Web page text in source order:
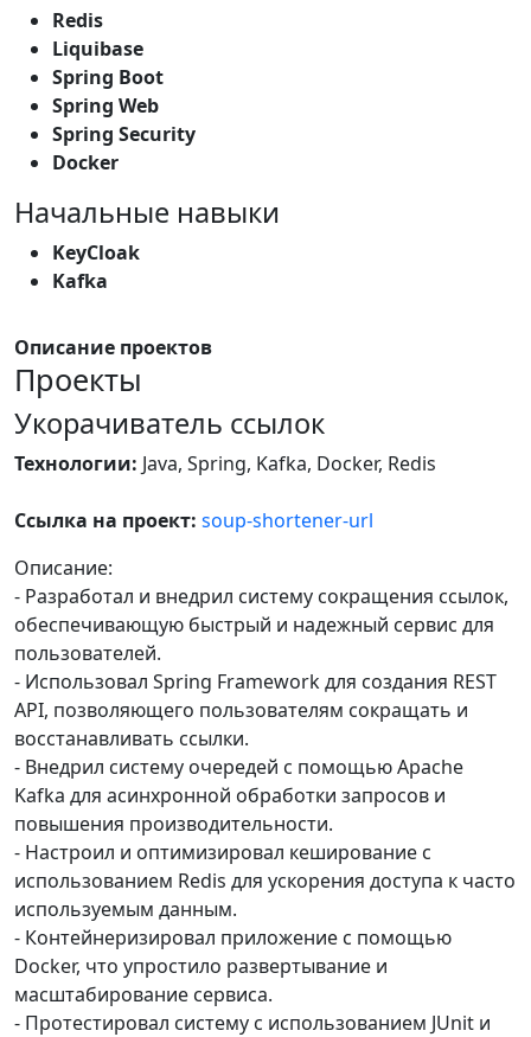
Redis
Liquibase
Spring Boot
Spring Web
Spring Security
Docker
Начальные навыки
KeyCloak
Kafka
Описание проектов
Проекты
Укорачиватель ссылок
Технологии: Java, Spring, Kafka, Docker, Redis
Ссылка на проект: soup-shortener-url
Описание:
- Разработал и внедрил систему сокращения ссылок,
обеспечивающую быстрый и надежный сервис для
пользователей.
- Использовал Spring Framework для создания REST
API, позволяющего пользователям сокращать и
восстанавливать ссылки.
- Внедрил систему очередей с помощью Apache
Kafka для асинхронной обработки запросов и
повышения производительности.
- Настроил и оптимизировал кеширование с
использованием Redis для ускорения доступа к часто
используемым данным.
- Контейнеризировал приложение с помощью
Docker, что упростило развертывание и
масштабирование сервиса.
- Протестировал систему с использованием JUnit и